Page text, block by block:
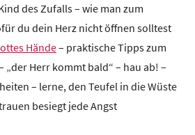
des Zufalls – wie man zum
du dein Herz nicht öffnen solltest
Hände– praktische Tipps zum
„der Herr kommt bald“ – hau ab! –
– lerne, den Teufel in die Wüste
besiegt jede Angst